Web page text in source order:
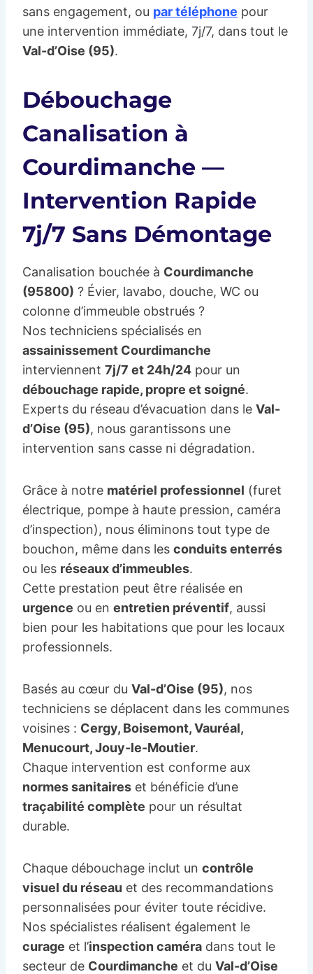
sans engagement, ou par téléphone pour
une intervention immédiate, 7j/7, dans tout le
Val-d’Oise (95).
Débouchage
Canalisation à
Courdimanche —
Intervention Rapide
7j/7 Sans Démontage
Canalisation bouchée à Courdimanche
(95800) ? Évier, lavabo, douche, WC ou
colonne d’immeuble obstrués ?
Nos techniciens spécialisés en
assainissement Courdimanche
interviennent 7j/7 et 24h/24 pour un
débouchage rapide, propre et soigné.
Experts du réseau d’évacuation dans le Val-
d’Oise (95), nous garantissons une
intervention sans casse ni dégradation.
Grâce à notre matériel professionnel (furet
électrique, pompe à haute pression, caméra
d’inspection), nous éliminons tout type de
bouchon, même dans les conduits enterrés
ou les réseaux d’immeubles.
Cette prestation peut être réalisée en
urgence ou en entretien préventif, aussi
bien pour les habitations que pour les locaux
professionnels.
Basés au cœur du Val-d’Oise (95), nos
techniciens se déplacent dans les communes
voisines : Cergy, Boisemont, Vauréal,
Menucourt, Jouy-le-Moutier.
Chaque intervention est conforme aux
normes sanitaires et bénéficie d’une
traçabilité complète pour un résultat
durable.
Chaque débouchage inclut un contrôle
visuel du réseau et des recommandations
personnalisées pour éviter toute récidive.
Nos spécialistes réalisent également le
curage et l’inspection caméra dans tout le
secteur de Courdimanche et du Val-d’Oise